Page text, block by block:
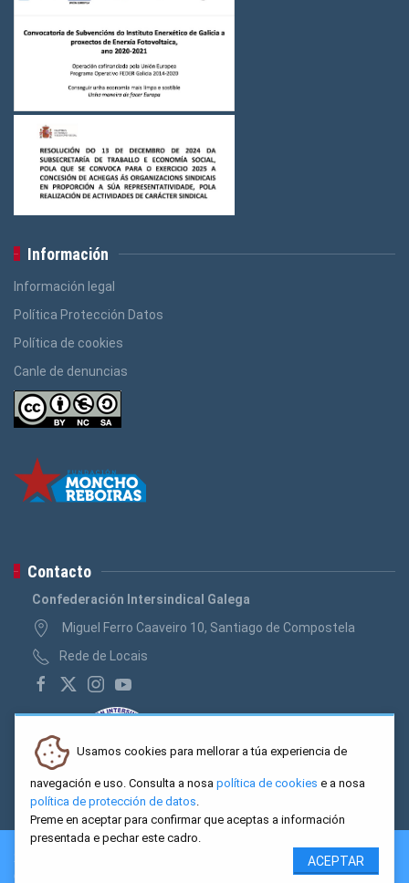
Información
Información legal
Política Protección Datos
Política de cookies
Canle de denuncias
Contacto
Confederación Intersindical Galega
Miguel Ferro Caaveiro 10, Santiago de Compostela
Rede de Locais
2026 CIG. Confederación Intersindical Galega - Miguel Ferro
Caaveiro 10, Santiago de Compostela
Usamos cookies para mellorar a túa experiencia de
navegación e uso. Consulta a nosa política de cookies e a nosa
política de protección de datos.
Preme en aceptar para confirmar que aceptas a información
presentada e pechar este cadro.
ACEPTAR